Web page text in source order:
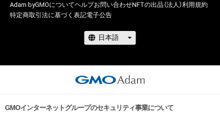
Adam byGMOについてヘルプお問い合わせNFTの出品（法人）利用規約
特定商取引法に基づく表記電子公告
GMOインターネットグループのセキュリティ事業について